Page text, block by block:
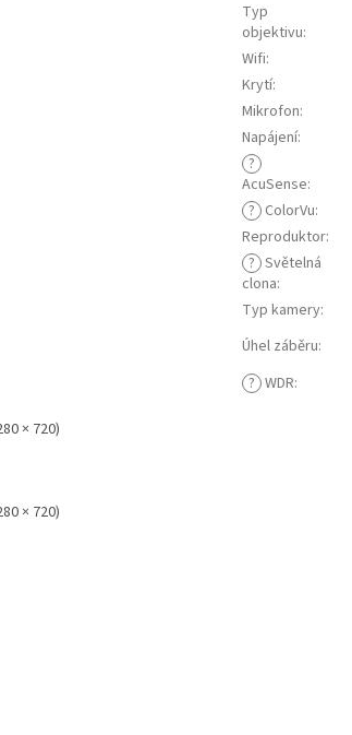
× 720)
× 720)
Typ
objektivu:
Wifi:
Krytí:
Mikrofon:
Napájení:
?
AcuSense:
? ColorVu:
Reproduktor:
? Světelná
clona:
Typ kamery:
Úhel záběru:
? WDR: